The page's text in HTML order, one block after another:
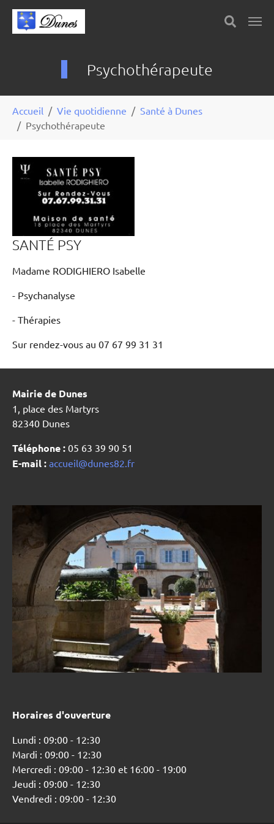
Skip to main content
Psychothérapeute
Accueil Vie quotidienne
Santé à Dunes
Psychothérapeute
SANTÉ PSY
Madame RODIGHIERO Isabelle
- Psychanalyse
- Thérapies
Sur rendez-vous au 07 67 99 31 31
Mairie de Dunes
1, place des Martyrs
82340 Dunes
Téléphone : 05 63 39 90 51
E-mail : accueil@dunes82.fr
Horaires d'ouverture
Lundi : 09:00 - 12:30
Mardi : 09:00 - 12:30
Mercredi : 09:00 - 12:30 et 16:00 - 19:00
Jeudi : 09:00 - 12:30
Vendredi : 09:00 - 12:30
Panneau de gestion des cookies